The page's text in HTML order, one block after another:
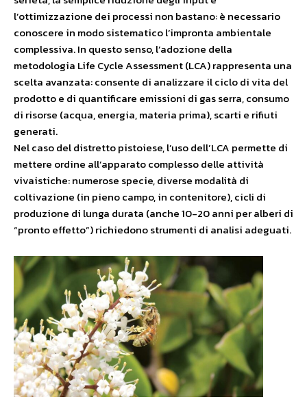
l’ottimizzazione dei processi non bastano: è necessario
conoscere in modo sistematico l’impronta ambientale
complessiva. In questo senso, l’adozione della
metodologia Life Cycle Assessment (LCA) rappresenta una
scelta avanzata: consente di analizzare il ciclo di vita del
prodotto e di quantificare emissioni di gas serra, consumo
di risorse (acqua, energia, materia prima), scarti e rifiuti
generati.
Nel caso del distretto pistoiese, l’uso dell’LCA permette di
mettere ordine all’apparato complesso delle attività
vivaistiche: numerose specie, diverse modalità di
coltivazione (in pieno campo, in contenitore), cicli di
produzione di lunga durata (anche 10-20 anni per alberi di
“pronto effetto”) richiedono strumenti di analisi adeguati.